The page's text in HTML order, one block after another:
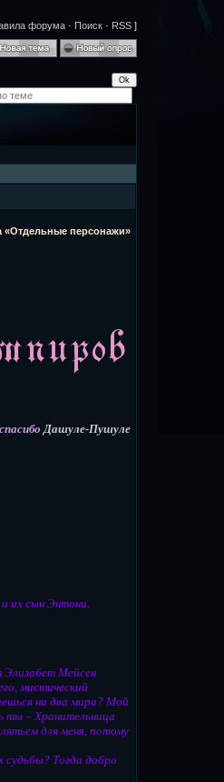
форума · Поиск · RSS ]
персонажи»
Дашуле-Пушуле
их сын Энтони.
Элизабет Мейсен
мистический
на два мира? Мой
ты – Хранительница
для меня, потому
судьбы? Тогда добро